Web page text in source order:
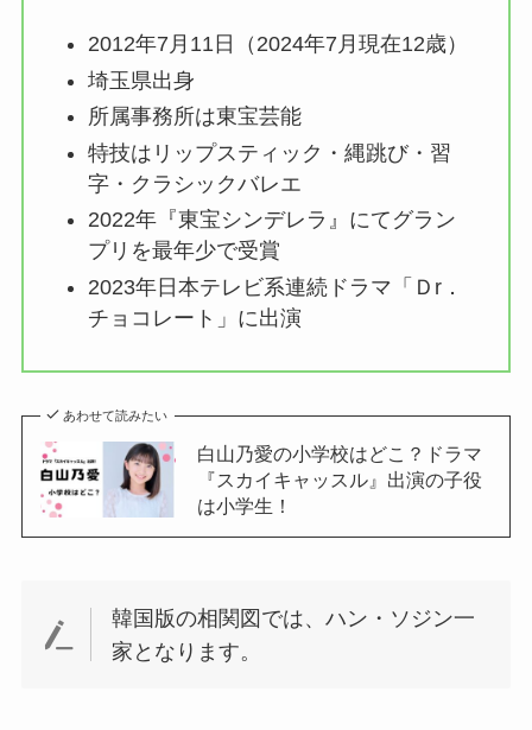
2012年7月11日（2024年7月現在12歳）
埼玉県出身
所属事務所は東宝芸能
特技はリップスティック・縄跳び・習
字・クラシックバレエ
2022年『東宝シンデレラ』にてグラン
プリを最年少で受賞
2023年日本テレビ系連続ドラマ「Ｄr．
チョコレート」に出演
あわせて読みたい
白山乃愛の小学校はどこ？ドラマ
『スカイキャッスル』出演の子役
は小学生！
韓国版の相関図では、ハン・ソジン一
家となります。